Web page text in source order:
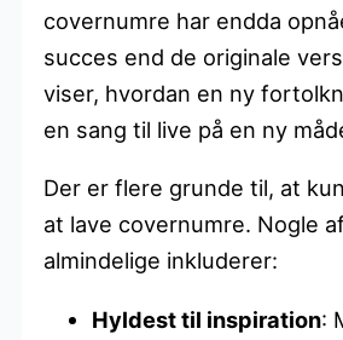
covernumre har endda
succes end de originale
viser, hvordan en ny
en sang til live på en ny
Der er flere grunde til, at
at lave covernumre. Nogle
almindelige inkluderer:
Hyldest til inspiration: